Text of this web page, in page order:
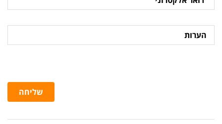
אלקטרוני
הערות
שליחה